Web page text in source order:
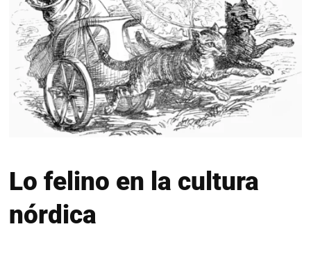
Lo felino en la cultura
nórdica